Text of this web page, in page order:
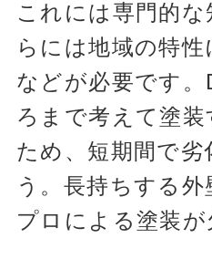
これには専門的な
らには地域の特
などが必要です。
ろまで考えて塗
ため、短期間で劣
う。長持ちする外
プロによる塗装が